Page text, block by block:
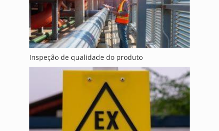
Inspeção de qualidade do produto